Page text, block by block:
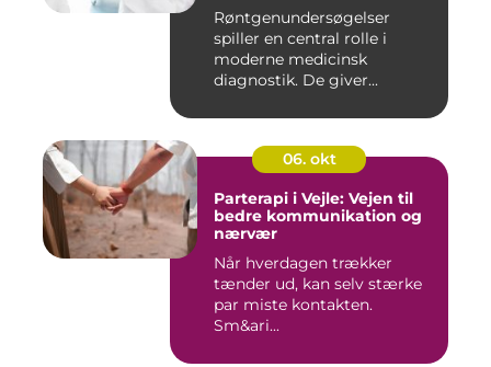
Røntgenundersøgelser
spiller en central rolle i
moderne medicinsk
diagnostik. De giver...
06. okt
Parterapi i Vejle: Vejen til
bedre kommunikation og
nærvær
Når hverdagen trækker
tænder ud, kan selv stærke
par miste kontakten.
Sm&ari...